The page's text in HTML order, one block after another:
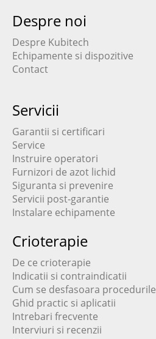
Despre noi
Despre Kubitech
Echipamente si dispozitive
Contact
Servicii
Garantii si certificari
Service
Instruire operatori
Furnizori de azot lichid
Siguranta si prevenire
Servicii post-garantie
Instalare echipamente
Crioterapie
De ce crioterapie
Indicatii si contraindicatii
Cum se desfasoara procedurile
Ghid practic si aplicatii
Intrebari frecvente
Interviuri si recenzii